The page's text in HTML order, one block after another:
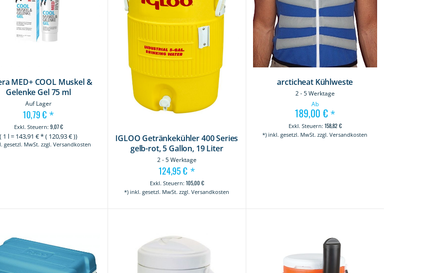
MED+ COOL Muskel &
Gelenke Gel 75 ml
Auf Lager
10,79 €*
9,07 €
( 1 l= 143,91 € * ( 120,93€ ))
gesetzl. MwSt. zzgl. Versandkosten
IGLOO Getränkekühler 400 Series
gelb-rot, 5 Gallon, 19 Liter
2 - 5 Werktage
124,95 € *
105,00 €
*) inkl. gesetzl. MwSt. zzgl. Versandkosten
arcticheat Kühlweste
2 - 5 Werktage
Ab
189,00 €*
158,82 €
*) inkl. gesetzl. MwSt. zzgl. Versandkosten